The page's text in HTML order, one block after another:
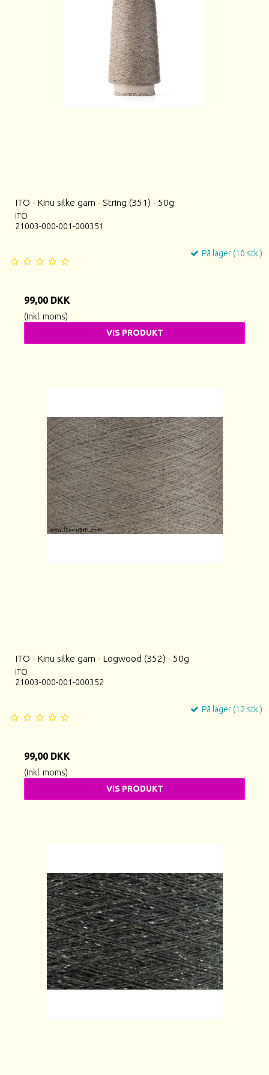
ITO - Kinu silke garn - String (351) - 50g
ITO
21003-000-001-000351
På lager (10 stk.)
99,00 DKK
(inkl. moms)
VIS PRODUKT
ITO - Kinu silke garn - Logwood (352) - 50g
ITO
21003-000-001-000352
På lager (12 stk.)
99,00 DKK
(inkl. moms)
VIS PRODUKT